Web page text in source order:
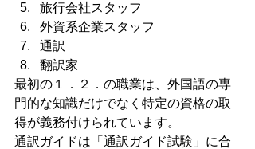
旅行会社スタッフ
外資系企業スタッフ
通訳
翻訳家
最初の１．２．の職業は、外国語の専
門的な知識だけでなく特定の資格の取
得が義務付けられています。
通訳ガイドは「通訳ガイド試験」に合